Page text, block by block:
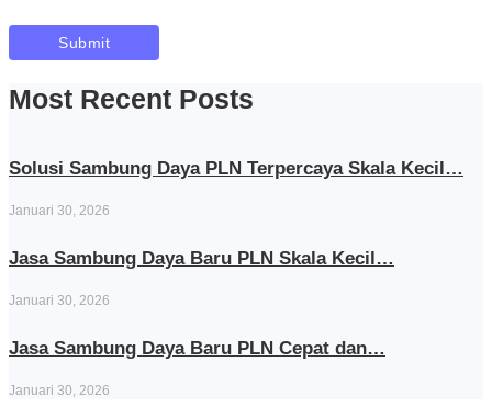
Most Recent Posts
Solusi Sambung Daya PLN Terpercaya Skala Kecil…
Januari 30, 2026
Jasa Sambung Daya Baru PLN Skala Kecil…
Januari 30, 2026
Jasa Sambung Daya Baru PLN Cepat dan…
Januari 30, 2026